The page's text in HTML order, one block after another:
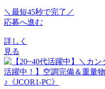
＼最短45秒で完了／
応募へ進む
詳しく
見る